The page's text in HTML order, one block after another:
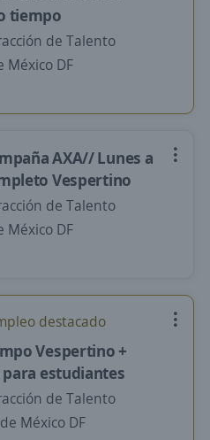
tiempo
de Talento
México DF
AXA// Lunes a
Vespertino
de Talento
México DF
destacado
Vespertino +
para estudiantes
de Talento
México DF